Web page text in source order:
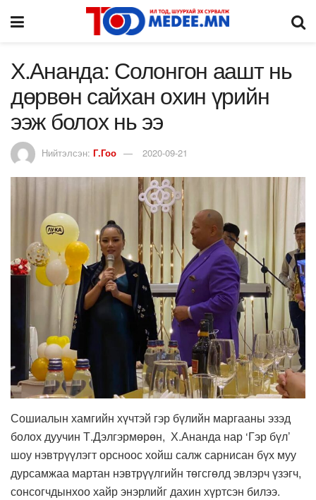
Х.Ананда: Солонгон аашт нь
дөрвөн сайхан охин үрийн
ээж болох нь ээ
Нийтэлсэн: Г.Гоо 2020-09-21
Сошиалын хамгийн хүчтэй гэр бүлийн маргааны эзэд
болох дуучин Т.Дэлгэрмөрөн, Х.Ананда нар ‘Гэр бүл’
шоу нэвтрүүлэгт орсноос хойш салж сарнисан бүх муу
дурсамжаа мартан нэвтрүүлгийн төгсгөлд эвлэрч үзэгч,
сонсогчдынхоо хайр энэрлийг дахин хүртсэн билээ.